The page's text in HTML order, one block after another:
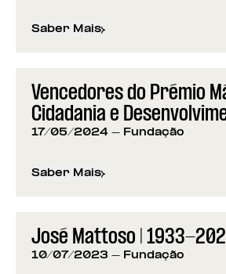
Saber Mais
sobre Programação da
Vencedores do Prémio
Cidadania e
17/05/2024 - Fundação
Saber Mais
sobre Vencedores do Prémio
José Mattoso | 1933-
10/07/2023 - Fundação